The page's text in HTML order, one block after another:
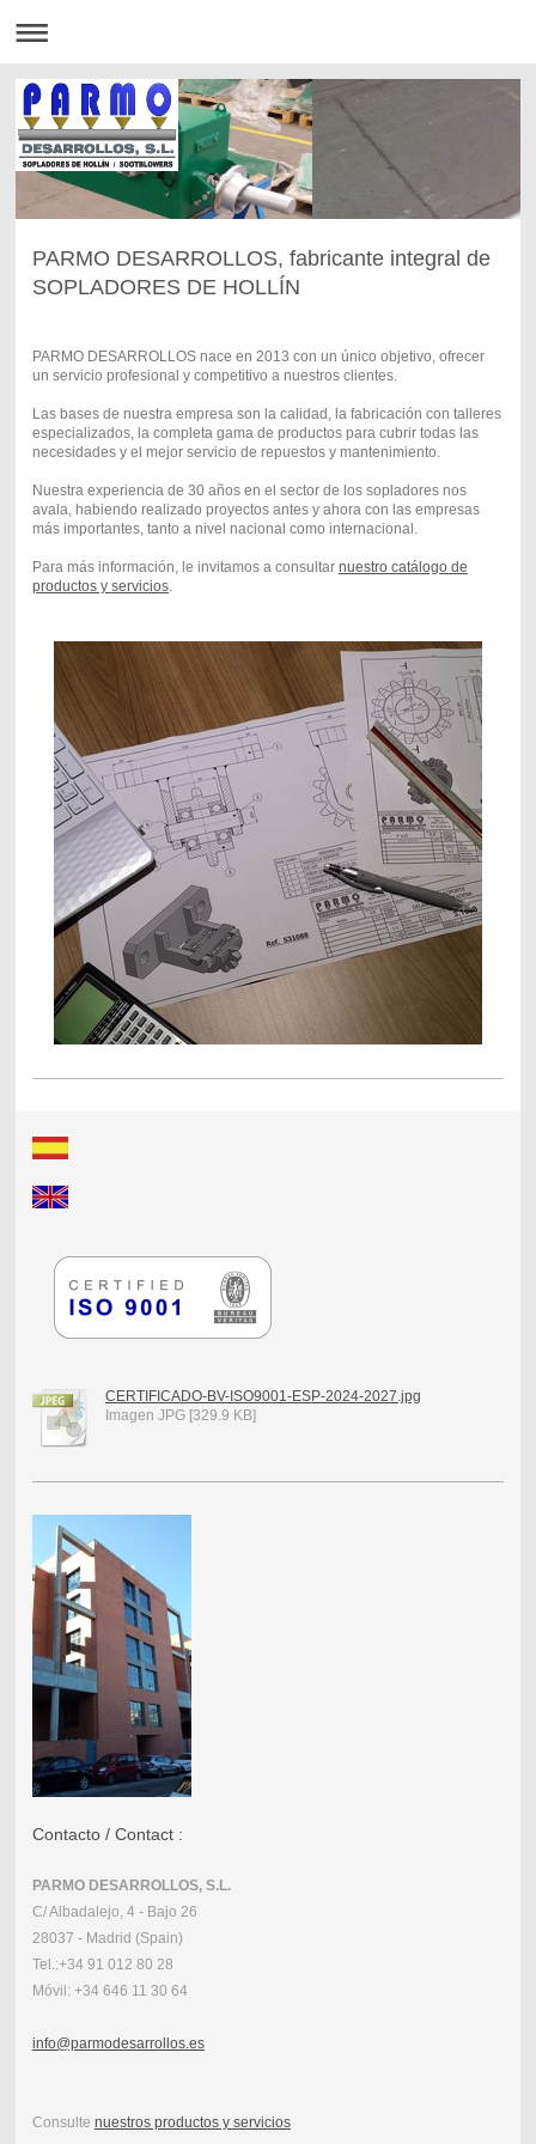
PARMO DESARROLLOS, fabricante integral de
SOPLADORES DE HOLLÍN
PARMO DESARROLLOS nace en 2013 con un único objetivo, ofrecer
un servicio profesional y competitivo a nuestros clientes.
Las bases de nuestra empresa son la calidad, la fabricación con talleres
especializados, la completa gama de productos para cubrir todas las
necesidades y el mejor servicio de repuestos y mantenimiento.
Nuestra experiencia de 30 años en el sector de los sopladores nos
avala, habiendo realizado proyectos antes y ahora con las empresas
más importantes, tanto a nivel nacional como internacional.
Para más información, le invitamos a consultar nuestro catálogo de
productos y servicios.
CERTIFICADO-BV-ISO9001-ESP-2024-2027.jpg
Imagen JPG [329.9 KB]
Contacto / Contact :
PARMO DESARROLLOS, S.L.
C/ Albadalejo, 4 - Bajo 26
28037 - Madrid (Spain)
Tel.:+34 91 012 80 28
Móvil: +34 646 11 30 64
info@parmodesarrollos.es
Consulte nuestros productos y servicios